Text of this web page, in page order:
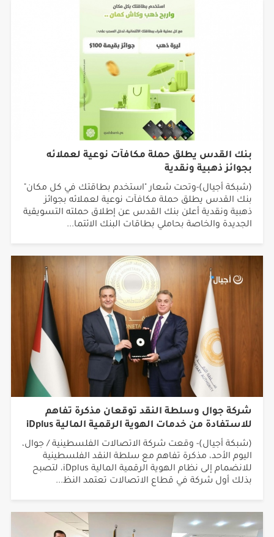
بنك القدس يطلق حملة مكافآت نوعية لعملائه
بجوائز ذهبية ونقدية
(شبكة أجيال)-وتحت شعار "استخدم بطاقتك في كل مكان"
بنك القدس يطلق حملة مكافآت نوعية لعملائه بجوائز
ذهبية ونقدية أعلن بنك القدس عن إطلاق حملته التسويقية
الجديدة والخاصة بحاملي بطاقات البنك الائتما...
شركة جوال وسلطة النقد توقعان مذكرة تفاهم
للاستفادة من خدمات الهوية الرقمية المالية iDplus
(شبكة أجيال)- وقعت شركة الاتصالات الفلسطينية / جوال،
اليوم الأحد، مذكرة تفاهم مع سلطة النقد الفلسطينية
للانضمام إلى نظام الهوية الرقمية المالية iDplus، لتصبح
بذلك أول شركة في قطاع الاتصالات تعتمد النظ...